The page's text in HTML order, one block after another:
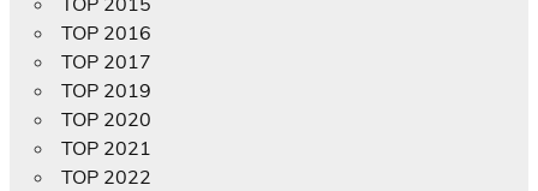
TOP 2016
TOP 2017
TOP 2019
TOP 2020
TOP 2021
TOP 2022